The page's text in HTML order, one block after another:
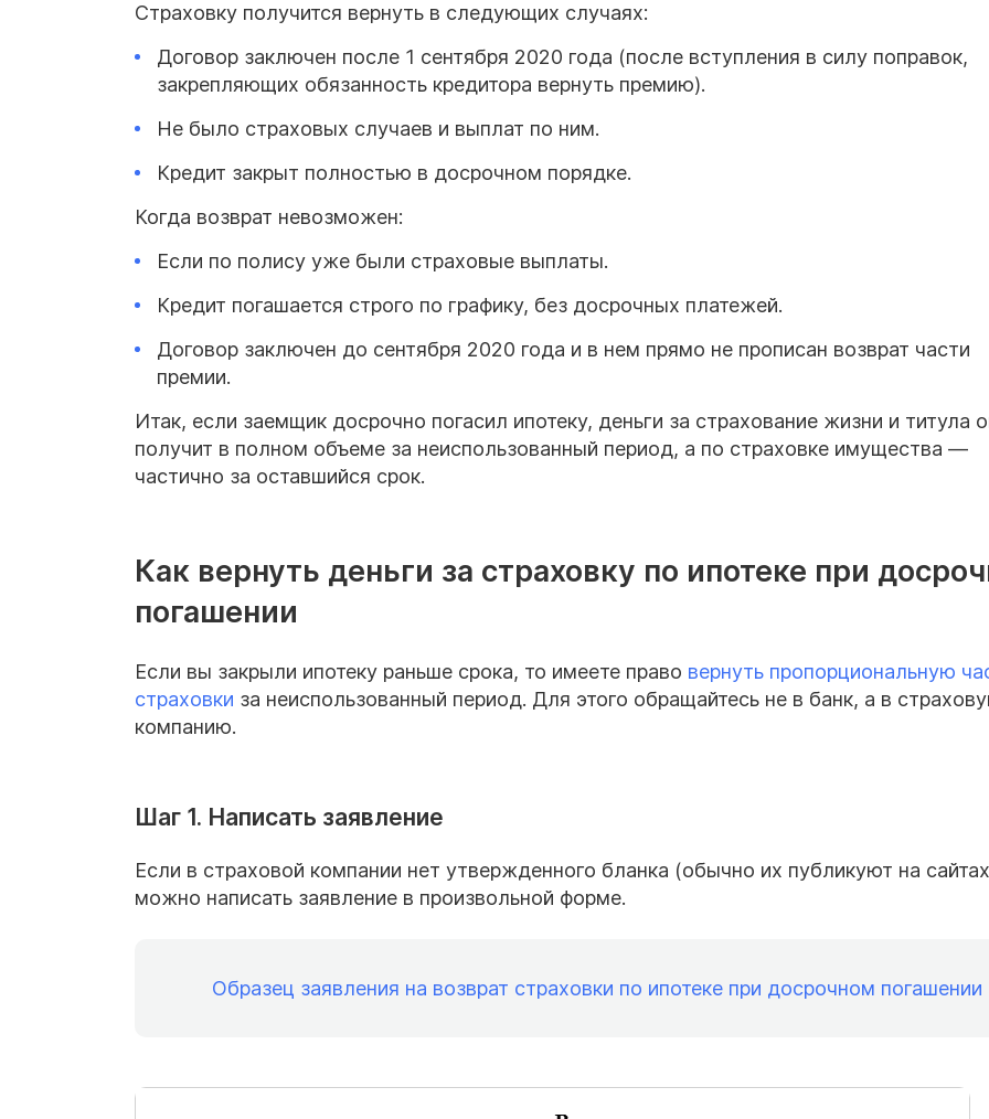
Страховку получится вернуть в следующих случаях:
Договор заключен после 1 сентября 2020 года (после вступления в силу поправок,
закрепляющих обязанность кредитора вернуть премию).
Не было страховых случаев и выплат по ним.
Кредит закрыт полностью в досрочном порядке.
Когда возврат невозможен:
Если по полису уже были страховые выплаты.
Кредит погашается строго по графику, без досрочных платежей.
Договор заключен до сентября 2020 года и в нем прямо не прописан возврат части
премии.
Итак, если заемщик досрочно погасил ипотеку, деньги за страхование жизни и титула
получит в полном объеме за неиспользованный период, а по страховке имущества —
частично за оставшийся срок.
Как вернуть деньги за страховку по ипотеке при
погашении
Если вы закрыли ипотеку раньше срока, то имеете право вернуть пропорциональную
страховки за неиспользованный период. Для этого обращайтесь не в банк, а в
компанию.
Шаг 1. Написать заявление
Если в страховой компании нет утвержденного бланка (обычно их публикуют на
можно написать заявление в произвольной форме.
Образец заявления на возврат страховки по ипотеке при досрочном погашении